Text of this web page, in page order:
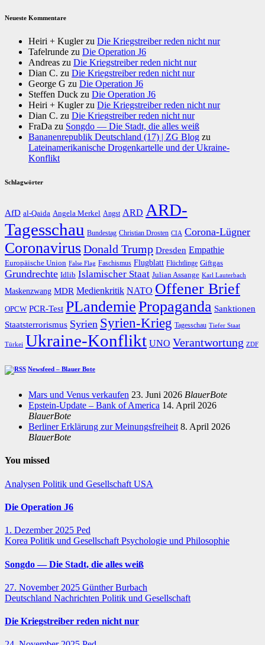
Neueste Kommentare
Heiri + Kuglerzu Die Kriegstreiber reden nicht nur
Tafelrunde zu Die Operation J6
Andreas zu Die Kriegstreiber reden nicht nur
Dian C. zu Die Kriegstreiber reden nicht nur
George G zu Die Operation J6
Steffen Duck zu Die Operation J6
Heiri + Kuglerzu Die Kriegstreiber reden nicht nur
Dian C. zu Die Kriegstreiber reden nicht nur
FraDa zu Songdo — Die Stadt, die alles weiß
Bananenrepublik Deutschland (17) | ZG Blog zu
Lateinamerikanische Drogenkartelle und der Ukraine-
Konflikt
Schlagwörter
AfD al-Qaida Angela Merkel Angst ARD ARD-
Tagesschau Bundestag Christian Drosten CIA Corona-Lügner
CoronavirusDonald Trump Dresden Empathie
Europäische Union False Flag Faschismus Flugblatt Flüchtlinge Giftgas
Grundrechte Idlib Islamischer Staat Julian Assange Karl Lauterbach
Maskenzwang MDR Medienkritik NATO Offener Brief
OPCW PCR-Test PLandemiePropaganda Sanktionen
Staatsterrorismus Syrien Syrien-Krieg Tagesschau Tiefer Staat
Türkei Ukraine-Konflikt UNO Verantwortung ZDF
Newsfeed – Blauer Bote
Mars und Venus verkaufen 23. Juni 2026 BlauerBote
Epstein-Update – Bank of America 14. April 2026
BlauerBote
Berliner Erklärung zur Meinungsfreiheit 8. April 2026
BlauerBote
You missed
Analysen Politik und Gesellschaft USA
Die Operation J6
1. Dezember 2025 Ped
Korea Politik und Gesellschaft Psychologie und Philosophie
Songdo — Die Stadt, die alles weiß
27. November 2025 Günther Burbach
Deutschland Nachrichten Politik und Gesellschaft
Die Kriegstreiber reden nicht nur